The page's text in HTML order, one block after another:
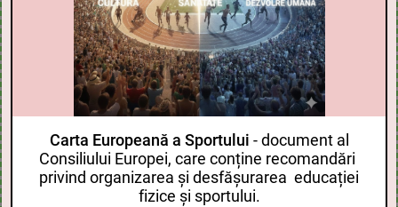
Carta Europeană a Sportului - document al
Consiliului Europei, care conține recomandări
privind organizarea și desfășurarea educației
fizice și sportului.